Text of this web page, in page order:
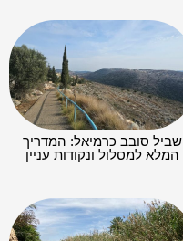
שביל סובב כרמיאל: המדריך
המלא למסלול ונקודות עניין